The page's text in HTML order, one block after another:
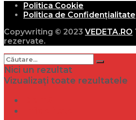
Politica Cookie
Politica de Confidențialitate
Copywriting © 2023 VEDETA.RO
rezervate.
Nici un rezultat
Vizualizați toate rezultatele